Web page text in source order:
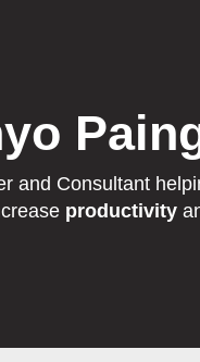
and Consultant
productivity